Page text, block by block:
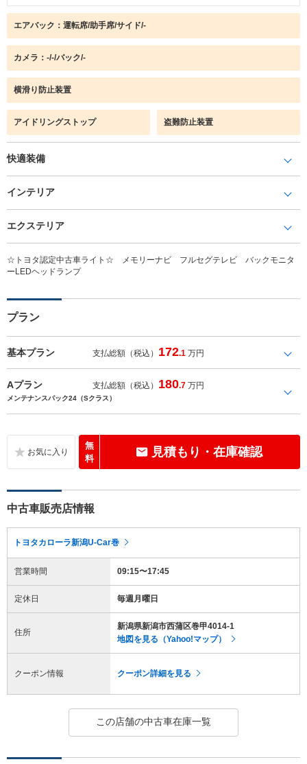
エアバック：運転席/助手席/サイド/-
カメラ：-/-/バック/-
横滑り防止装置
アイドリングストップ 盗難防止装置
快適装備
インテリア
エクステリア
☆トヨタ認定中古車ライト☆ メモリーナビ フルセグテレビ バックモニタ
ーLEDヘッドランプ
プラン
基本プラン 支払総額（税込） 172.1 万円
Aプラン 支払総額（税込） 180.7 万円
メンテナンスパック24（Sクラス）
無
料
見積もり・在庫確認
中古車販売店情報
トヨタカローラ新潟U-Car巻
営業時間 09:15〜17:45
定休日 毎週月曜日
住所
新潟県新潟市西蒲区巻甲4014-1
地図を見る（Yahoo!マップ）
クーポン情報 クーポン詳細を見る
この店舗の中古車在庫一覧